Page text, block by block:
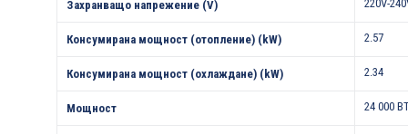
Захранващо напрежение (V) 220V-
Консумирана мощност (отопление) (kW) 2.57
Консумирана мощност (охлаждане) (kW) 2.34
Мощност 24 000